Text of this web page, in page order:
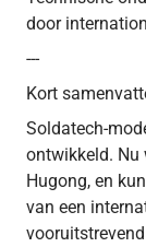
door
---
Kort
Soldatech-
ontwikkeld. Nu
Hugong, en
van een